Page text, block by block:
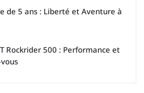
de 5 ans : Liberté et Aventure à
Rockrider 500 : Performance et